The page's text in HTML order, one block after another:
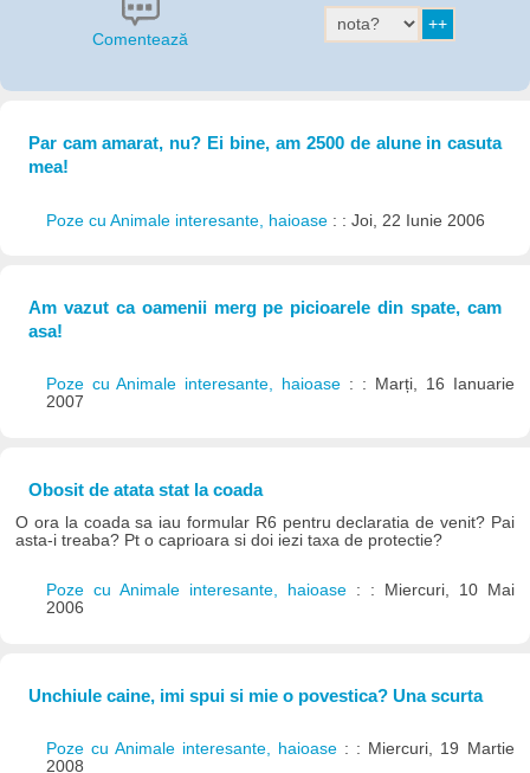
Comentează
Par cam amarat, nu? Ei bine, am 2500 de alune in casuta
mea!
Poze cu Animale interesante, haioase : : Joi, 22 Iunie 2006
Am vazut ca oamenii merg pe picioarele din spate, cam
asa!
Poze cu Animale interesante, haioase : : Marți, 16 Ianuarie
2007
Obosit de atata stat la coada
O ora la coada sa iau formular R6 pentru declaratia de venit? Pai
asta-i treaba? Pt o caprioara si doi iezi taxa de protectie?
Poze cu Animale interesante, haioase : : Miercuri, 10 Mai
2006
Unchiule caine, imi spui si mie o povestica? Una scurta
Poze cu Animale interesante, haioase : : Miercuri, 19 Martie
2008